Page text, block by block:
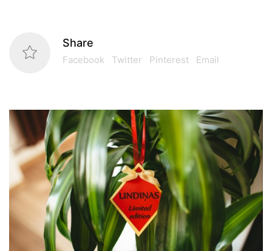
Share
Facebook Twitter Pinterest Email